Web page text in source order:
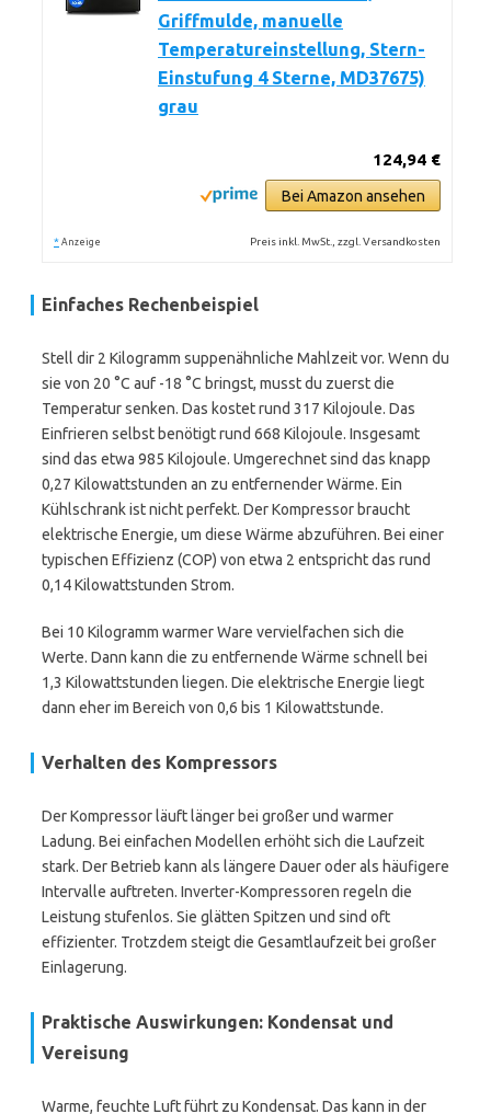
Griffmulde, manuelle
Temperatureinstellung, Stern-
Einstufung 4 Sterne, MD37675)
grau
124,94 €
Bei Amazon ansehen
* Anzeige Preis inkl. MwSt., zzgl. Versandkosten
Einfaches Rechenbeispiel
Stell dir 2 Kilogramm suppenähnliche Mahlzeit vor. Wenn du
sie von 20 °C auf -18 °C bringst, musst du zuerst die
Temperatur senken. Das kostet rund 317 Kilojoule. Das
Einfrieren selbst benötigt rund 668 Kilojoule. Insgesamt
sind das etwa 985 Kilojoule. Umgerechnet sind das knapp
0,27 Kilowattstunden an zu entfernender Wärme. Ein
Kühlschrank ist nicht perfekt. Der Kompressor braucht
elektrische Energie, um diese Wärme abzuführen. Bei einer
typischen Effizienz (COP) von etwa 2 entspricht das rund
0,14 Kilowattstunden Strom.
Bei 10 Kilogramm warmer Ware vervielfachen sich die
Werte. Dann kann die zu entfernende Wärme schnell bei
1,3 Kilowattstunden liegen. Die elektrische Energie liegt
dann eher im Bereich von 0,6 bis 1 Kilowattstunde.
Verhalten des Kompressors
Der Kompressor läuft länger bei großer und warmer
Ladung. Bei einfachen Modellen erhöht sich die Laufzeit
stark. Der Betrieb kann als längere Dauer oder als häufigere
Intervalle auftreten. Inverter-Kompressoren regeln die
Leistung stufenlos. Sie glätten Spitzen und sind oft
effizienter. Trotzdem steigt die Gesamtlaufzeit bei großer
Einlagerung.
Praktische Auswirkungen: Kondensat und
Vereisung
Warme, feuchte Luft führt zu Kondensat. Das kann in der